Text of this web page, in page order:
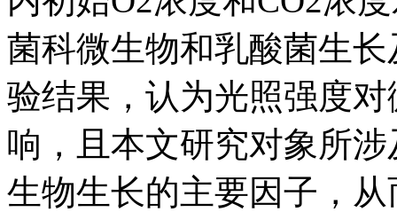
菌科微生物和乳酸菌生
验结果，认为光照强度
响，且本文研究对象所
生物生长的主要因子，